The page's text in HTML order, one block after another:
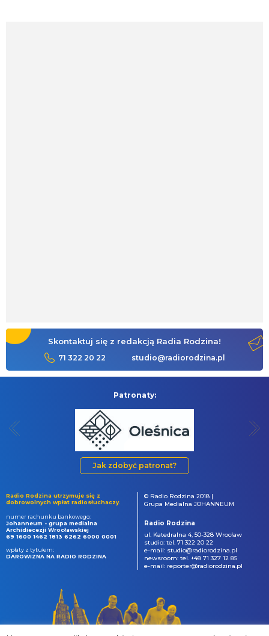
Skontaktuj się z redakcją Radia Rodzina!
71 322 20 22 studio@radiorodzina.pl
Patronaty:
Jak zdobyć patronat?
Radio Rodzina utrzymuje się z
dobrowolnych wpłat radiosłuchaczy.
numer rachunku bankowego:
Johanneum - grupa medialna
Archidiecezji Wrocławskiej
69 1600 1462 1813 6262 6000 0001
wpłaty z tytułem:
DAROWIZNA NA RADIO RODZINA
© Radio Rodzina 2018 |
Grupa Medialna JOHANNEUM
Radio Rodzina
ul. Katedralna 4, 50-328 Wrocław
studio: tel. 71 322 20 22
e-mail: studio@radiorodzina.pl
newsroom: tel. +48 71 327 12 85
e-mail: reporter@radiorodzina.pl